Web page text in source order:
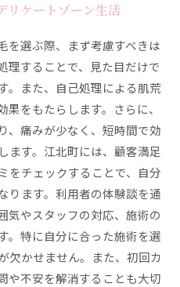
リケートゾーン生活
を選ぶ際、まず考慮すべきは
理することで、見た目だけで
。また、自己処理による肌荒
をもたらします。さらに、
、痛みが少なく、短時間で効
ます。江北町には、顧客満足
をチェックすることで、自分
ります。利用者の体験談を通
気やスタッフの対応、施術の
。特に自分に合った施術を選
欠かせません。また、初回カ
や不安を解消することも大切